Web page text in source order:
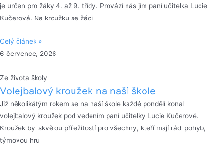
je určen pro žáky 4. až 9. třídy. Provází nás jím paní učitelka Lucie
Kučerová. Na kroužku se žáci
Celý článek »
6 července, 2026
Ze života školy
Volejbalový kroužek na naší škole
Již několikátým rokem se na naší škole každé pondělí konal
volejbalový kroužek pod vedením paní učitelky Lucie Kučerové.
Kroužek byl skvělou příležitostí pro všechny, kteří mají rádi pohyb,
týmovou hru